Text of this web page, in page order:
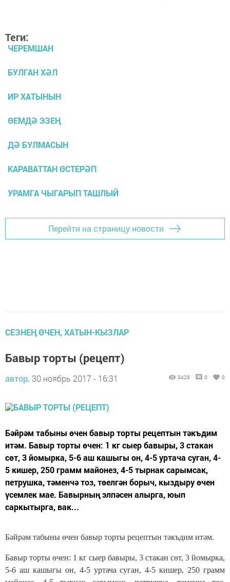
Теги:
ЧЕРЕМШАН
БУЛГАН ХӘЛ
ИР ХАТЫНЫН
ӨЕМДӘ ЭЗЕҢ
ДӘ БУЛМАСЫН
КАРАВАТТАН ӨСТЕРӘП
УРАМГА ЧЫГАРЫП ТАШЛЫЙ
Перейти на страницу новости
СЕЗНЕҢ ӨЧЕН, ХАТЫН-КЫЗЛАР
Бавыр торты (рецепт)
автор, 30 ноябрь 2017 - 16:31 3429 0 0
Бәйрәм табыны өчен бавыр торты рецептын тәкъдим
итәм. Бавыр торты өчен: 1 кг сыер бавыры, 3 стакан
сөт, 3 йомырка, 5-6 аш кашыгы он, 4-5 уртача суган, 4-
5 кишер, 250 грамм майонез, 4-5 тырнак сарымсак,
петрушка, тәменчә тоз, төелгән борыч, кыздыру өчен
үсемлек мае. Бавырның элпәсен алырга, юып
саркытырга, вак...
Бәйрәм табыны өчен бавыр торты рецептын тәкъдим итәм.
Бавыр торты өчен: 1 кг сыер бавыры, 3 стакан сөт, 3 йомырка,
5-6 аш кашыгы он, 4-5 уртача суган, 4-5 кишер, 250 грамм